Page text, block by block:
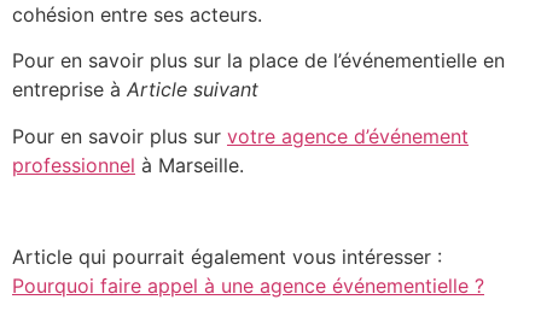
cohésion entre ses acteurs.
Pour en savoir plus sur la place de l’événementielle en
entreprise à Article suivant
Pour en savoir plus sur votre agence d’événement
professionnel à Marseille.
Article qui pourrait également vous intéresser :
Pourquoi faire appel à une agence événementielle ?